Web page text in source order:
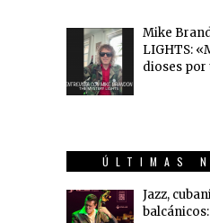
Mike
LIGHTS:
dioses
ÚLTIMAS
Jazz,